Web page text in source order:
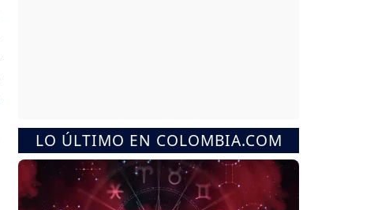
LO ÚLTIMO EN COLOMBIA.COM